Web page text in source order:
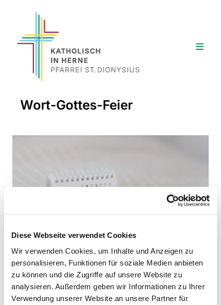
Diese Webseite verwendet Cookies
Wir verwenden Cookies, um Inhalte und Anzeigen zu
personalisieren, Funktionen für soziale Medien anbieten
zu können und die Zugriffe auf unsere Website zu
analysieren. Außerdem geben wir Informationen zu Ihrer
Verwendung unserer Website an unsere Partner für
Wort-Gottes-Feier
Freitag, 13. März 2026, 14:30 Uhr